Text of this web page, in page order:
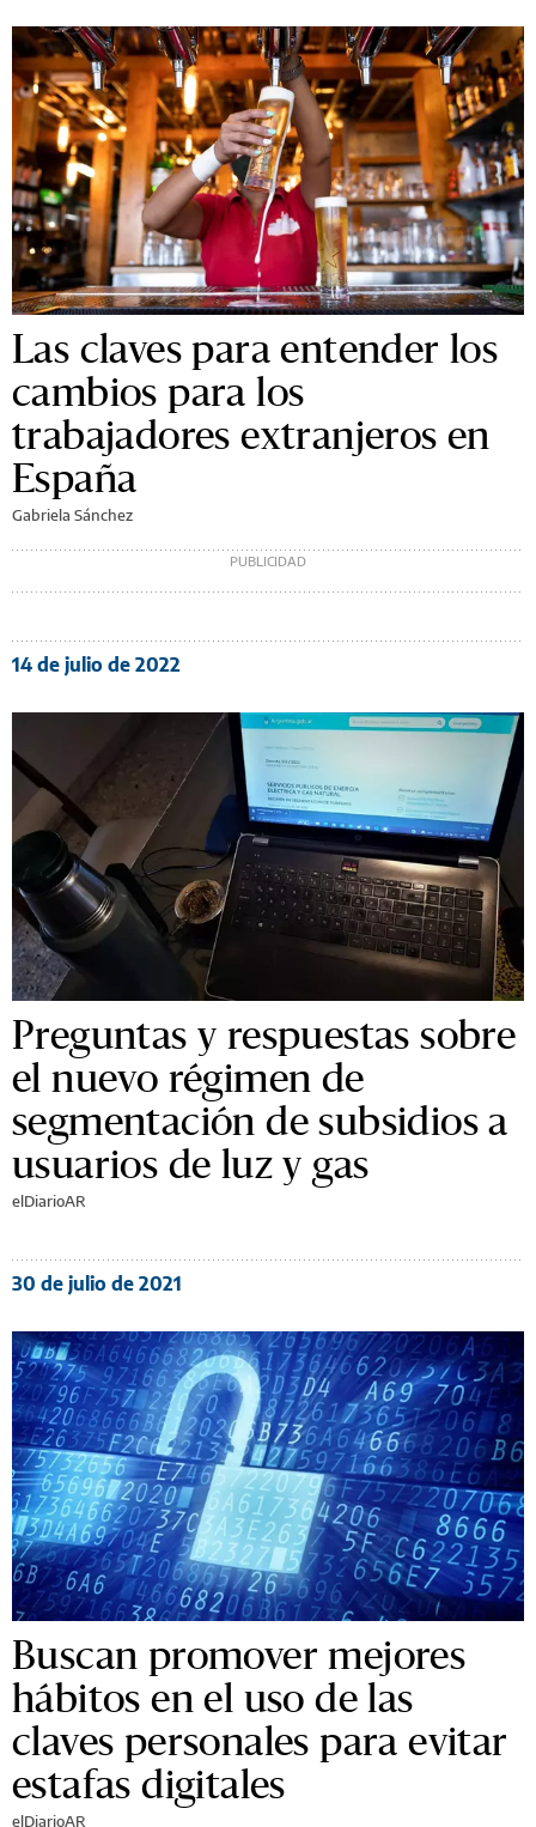
Las claves para entender los
cambios para los
trabajadores extranjeros en
España
Gabriela Sánchez
14 de julio de 2022
Preguntas y respuestas sobre
el nuevo régimen de
segmentación de subsidios a
usuarios de luz y gas
elDiarioAR
30 de julio de 2021
Buscan promover mejores
hábitos en el uso de las
claves personales para evitar
estafas digitales
elDiarioAR